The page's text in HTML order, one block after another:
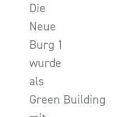
Die
Neue
Burg 1
wurde
als
Green Building